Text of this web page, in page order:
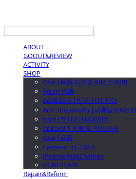
ABOUT
GOOUT&REVIEW
ACTIVITY
SHOP
Gear|목줄.리드줄.하네스.배변
Wear|의류
Bed&Bowl|침구.식기.차량
Anti_Bugs&Safty|해충방지&안전
food|주식.간식&영양제
Apparel | 의류 및 악세사리
Gear|용품
Eyewear|선글라스
Incense/NagChampa
GEAR SHARE
Repair&Reform